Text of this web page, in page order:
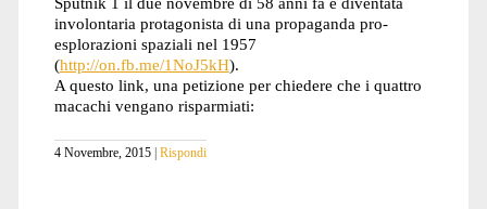
involontaria protagonista di una propaganda pro-
esplorazioni spaziali nel 1957
(http://on.fb.me/1NoJ5kH).
A questo link, una petizione per chiedere che i quattro
macachi vengano risparmiati:
4 Novembre, 2015 Rispondi